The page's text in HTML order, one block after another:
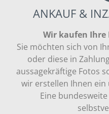
ANKAUF &
Wir kaufen Ihre
Sie möchten sich von
oder diese in
aussagekräftige Fotos
wir erstellen Ihnen
Eine